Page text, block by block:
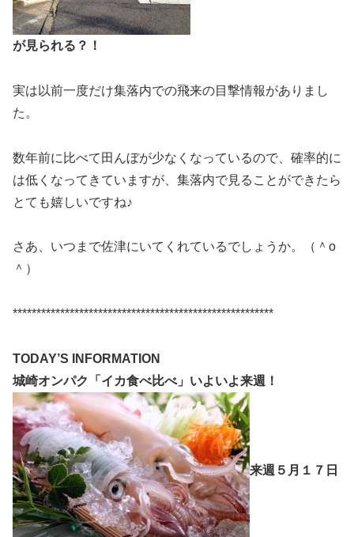
が見られる？！
実は以前一度だけ集落内での飛来の目撃情報がありまし
た。
数年前に比べて田んぼが少なくなっているので、確率的に
は低くなってきていますが、集落内で見ることができたら
とても嬉しいですね♪
さあ、いつまで佐津にいてくれているでしょうか。（＾o
＾）
*******************************************************
TODAY’S INFORMATION
城崎オンパク「イカ食べ比べ」いよいよ来週！
来週５月１７日